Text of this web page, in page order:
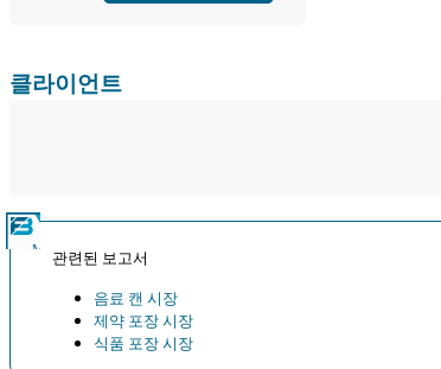
클라이언트
관련된 보고서
음료 캔 시장
제약 포장 시장
식품 포장 시장